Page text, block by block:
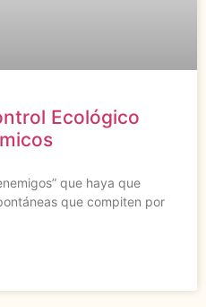
Ecológico
que haya que
que compiten por